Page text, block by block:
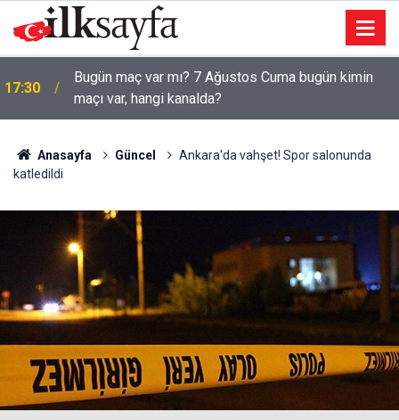
17:30
Bugün maç var mı? 7 Ağustos Cuma bugün kimin
maçı var, hangi kanalda?
Anasayfa Güncel
Ankara'da vahşet! Spor salonunda
katledildi